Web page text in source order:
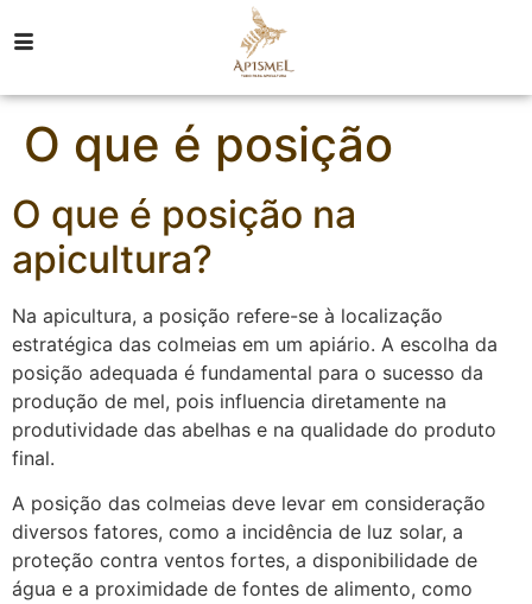
O que é posição
O que é posição na
apicultura?
Na apicultura, a posição refere-se à localização
estratégica das colmeias em um apiário. A escolha da
posição adequada é fundamental para o sucesso da
produção de mel, pois influencia diretamente na
produtividade das abelhas e na qualidade do produto
final.
A posição das colmeias deve levar em consideração
diversos fatores, como a incidência de luz solar, a
proteção contra ventos fortes, a disponibilidade de
água e a proximidade de fontes de alimento, como